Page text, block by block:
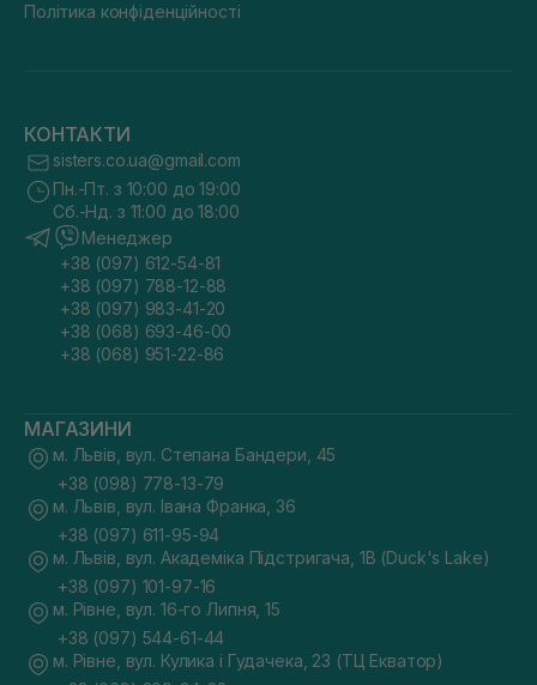
Політика конфіденційності
КОНТАКТИ
sisters.co.ua@gmail.com
Пн.-Пт. з 10:00 до 19:00
Сб.-Нд. з 11:00 до 18:00
Менеджер
+38 (097) 612-54-81
+38 (097) 788-12-88
+38 (097) 983-41-20
+38 (068) 693-46-00
+38 (068) 951-22-86
МАГАЗИНИ
м. Львів, вул. Степана Бандери, 45
+38 (098) 778-13-79
м. Львів, вул. Івана Франка, 36
+38 (097) 611-95-94
м. Львів, вул. Академіка Підстригача, 1В (Duck's Lake)
+38 (097) 101-97-16
м. Рівне, вул. 16-го Липня, 15
+38 (097) 544-61-44
м. Рівне, вул. Кулика і Гудачека, 23 (ТЦ Екватор)